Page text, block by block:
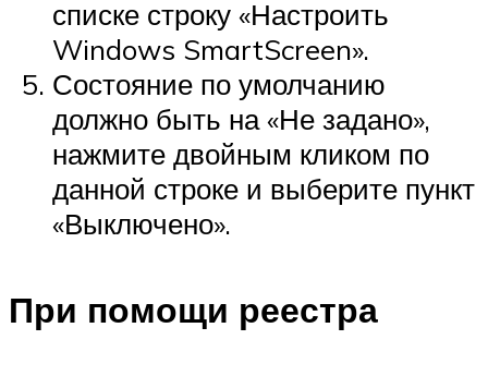
списке строку «Настроить
Windows SmartScreen».
Состояние по умолчанию
должно быть на «Не задано»,
нажмите двойным кликом по
данной строке и выберите пункт
«Выключено».
При помощи реестра